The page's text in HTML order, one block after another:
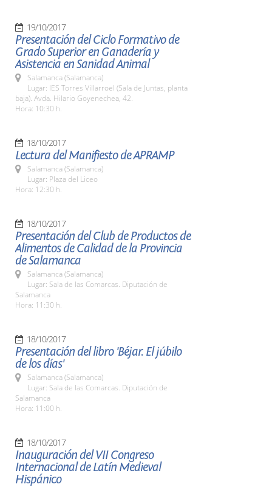
19/10/2017
Presentación del Ciclo Formativo de
Grado Superior en Ganadería y
Asistencia en Sanidad Animal
Salamanca (Salamanca)
Lugar: IES Torres Villarroel (Sala de Juntas, planta
baja). Avda. Hilario Goyenechea, 42.
Hora: 10:30 h.
18/10/2017
Lectura del Manifiesto de APRAMP
Salamanca (Salamanca)
Lugar: Plaza del Liceo
Hora: 12:30 h.
18/10/2017
Presentación del Club de Productos de
Alimentos de Calidad de la Provincia
de Salamanca
Salamanca (Salamanca)
Lugar: Sala de las Comarcas. Diputación de
Salamanca
Hora: 11:30 h.
18/10/2017
Presentación del libro 'Béjar. El júbilo
de los días'
Salamanca (Salamanca)
Lugar: Sala de las Comarcas. Diputación de
Salamanca
Hora: 11:00 h.
18/10/2017
Inauguración del VII Congreso
Internacional de Latín Medieval
Hispánico